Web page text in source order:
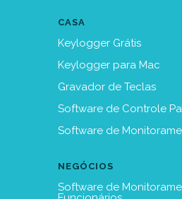
CASA
Keylogger Grátis
Keylogger para Mac
Gravador de Teclas
Software de Controle
Software de
NEGÓCIOS
Software de